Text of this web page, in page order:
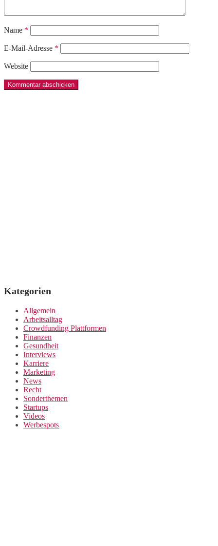
Name *
E-Mail-Adresse *
Website
Kategorien
Allgemein
Arbeitsalltag
Crowdfunding Plattformen
Finanzen
Gesundheit
Interviews
Karriere
Marketing
News
Recht
Sonderthemen
Startups
Videos
Werbespots